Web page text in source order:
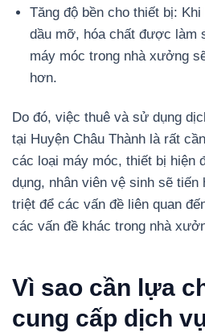
Tăng độ bền cho thiết bị:
dầu mỡ, hóa chất được làm
máy móc trong nhà xưởng
hơn.
Do đó, việc thuê và sử dụng
tại Huyện Châu Thành là rất
các loại máy móc, thiết bị hiện
dụng, nhân viên vệ sinh sẽ
triệt để các vấn đề liên quan
các vấn đề khác trong nhà
Vì sao cần lựa
cung cấp dịch